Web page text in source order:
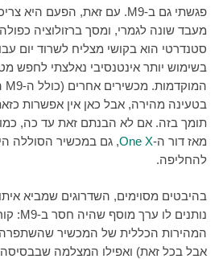
פגשתי גם ב-M9. עם זאת, הפעם היא
מעבד שונה לגמרי, ומסך ברזולוציה
סטנדרטי הוא בקושי מצליח לשרוד יום
בשימוש יותר אינטנסיבי נאלצתי לחפש
המוקדמות. מכשירים אחרים (כולל ה-M9
בטעינה מהירה, אבל כאן אין אפשרות
מאז דור ה-One X, גם במכשיר הסוללה
להחליפה.
בהיבטים מסוימים, השדרוגים שמביא
נותנים לו ערך מוסף שהיה חסר ב-M9
:
המהירות הכללית של המכשיר
אבל בכל זאת) ואפילו המצלמה